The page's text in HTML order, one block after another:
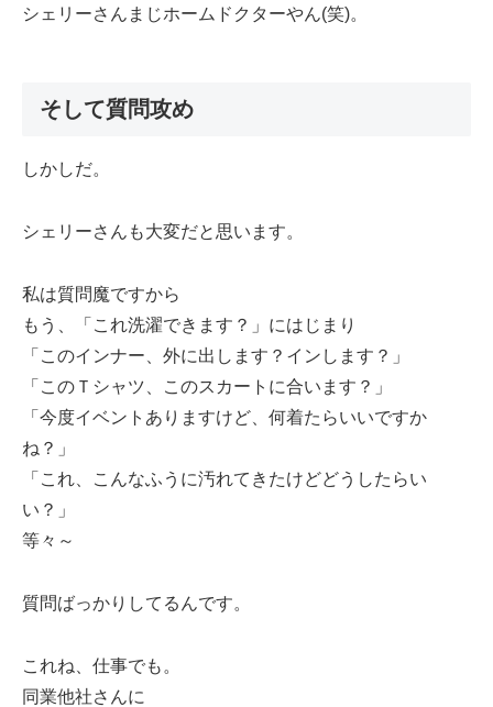
シェリーさんまじホームドクターやん(笑)。
そして質問攻め
しかしだ。
シェリーさんも大変だと思います。
私は質問魔ですから
もう、「これ洗濯できます？」にはじまり
「このインナー、外に出します？インします？」
「このＴシャツ、このスカートに合います？」
「今度イベントありますけど、何着たらいいですか
ね？」
「これ、こんなふうに汚れてきたけどどうしたらい
い？」
等々～
質問ばっかりしてるんです。
これね、仕事でも。
同業他社さんに